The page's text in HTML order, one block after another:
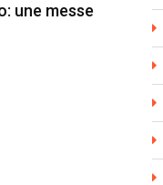
une messe